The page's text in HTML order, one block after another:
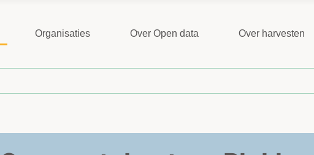
Organisaties Over Open data Over harvesten